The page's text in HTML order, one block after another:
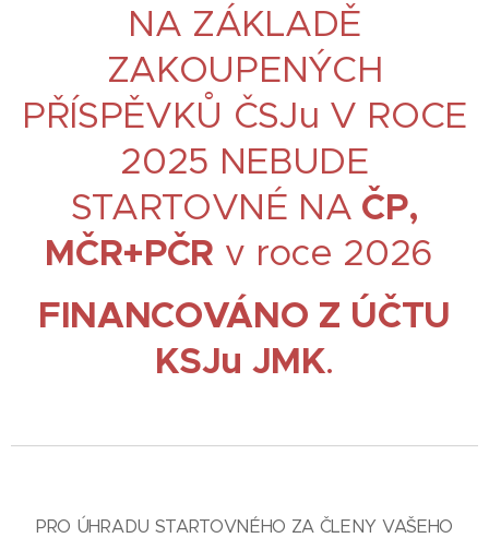
NA ZÁKLADĚ
ZAKOUPENÝCH
PŘÍSPĚVKŮ ČSJu V ROCE
2025 NEBUDE
STARTOVNÉ NA ČP,
MČR+PČR v roce 2026
FINANCOVÁNO Z ÚČTU
KSJu JMK.
PRO ÚHRADU STARTOVNÉHO ZA ČLENY VAŠEHO